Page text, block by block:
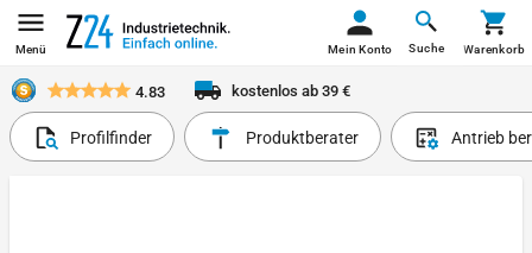
Menü Suche
Mein Konto Warenkorb
4.83 kostenlos ab 39 €
Profilfinder Produktberater Antrieb